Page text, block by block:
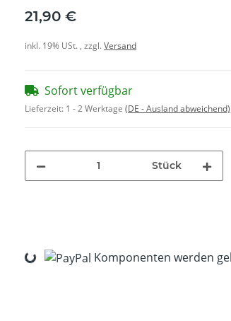
21,90 €
inkl. 19% USt. , zzgl.Versand
Sofort verfügbar
Lieferzeit: 1 - 2 Werktage (DE - Ausland abweichend)
Stück
Loading... Komponenten werden